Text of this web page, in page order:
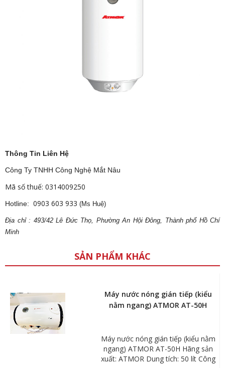
Thông Tin Liên Hệ
Công Ty TNHH Công Nghệ Mắt Nâu
Mã số thuế: 0314009250
Hotline: 0903 603 933 (Ms Huệ)
Địa chỉ : 493/42 Lê Đức Thọ, Phường An Hội Đông, Thành phố Hồ Chí
Minh
SẢN PHẨM KHÁC
Máy nước nóng gián tiếp (kiểu
nằm ngang) ATMOR AT-50H
Máy nước nóng gián tiếp (kiểu nằm
ngang) ATMOR AT-50H Hãng sản
xuất: ATMOR Dung tích: 50 lít Công